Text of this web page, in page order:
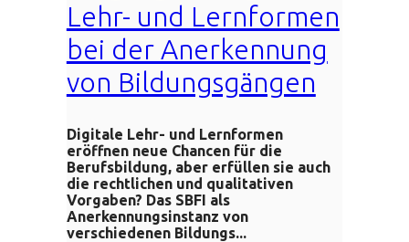
Lehr- und Lernformen
bei der Anerkennung
von Bildungsgängen
Digitale Lehr- und Lernformen
eröffnen neue Chancen für die
Berufsbildung, aber erfüllen sie auch
die rechtlichen und qualitativen
Vorgaben? Das SBFI als
Anerkennungsinstanz von
verschiedenen Bildungs...